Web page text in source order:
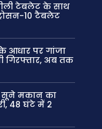
टेबलेट के साथ
10 टैबलेट
आधार पर गांजा
गिरफ्तार, अब तक
सूने मकान का
48 घंटे में 2